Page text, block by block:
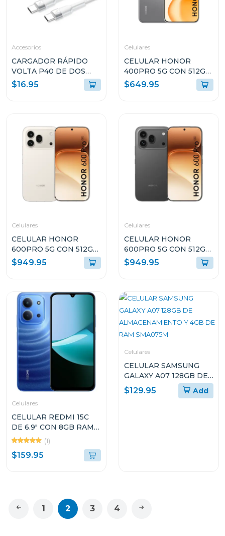
Accesorios
CARGADOR RÁPIDO
VOLTA P40 DE DOS
PUERTOS CON CABLE
USB TIPO C
$16.95
Celulares
CELULAR HONOR
400PRO 5G CON 512GB
DE ALMACENAMIENTO
Y 12GB DE RAM GRIS
$649.95
Celulares
CELULAR HONOR
600PRO 5G CON 512GB
DE ALMACENAMIENTO
Y 12GB DE RAM COLOR
$949.95
Celulares
CELULAR HONOR
600PRO 5G CON 512GB
DE ALMACENAMIENTO
Y 12GB DE RAM COLOR
$949.95
Celulares
CELULAR REDMI 15C
DE 6.9" CON 8GB RAM Y
256GB DE
ALMACENAMIENTO
COLOR AZUL LUNAR
(1)
$159.95
Celulares
CELULAR SAMSUNG
GALAXY A07 128GB DE
ALMACENAMIENTO Y
4GB DE RAM SMA075M
$129.95 Add
1 2 3 4